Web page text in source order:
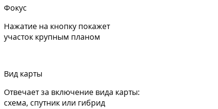
Фокус
Нажатие на кнопку покажет
участок крупным планом
Вид карты
Отвечает за включение вида карты:
схема, спутник или гибрид